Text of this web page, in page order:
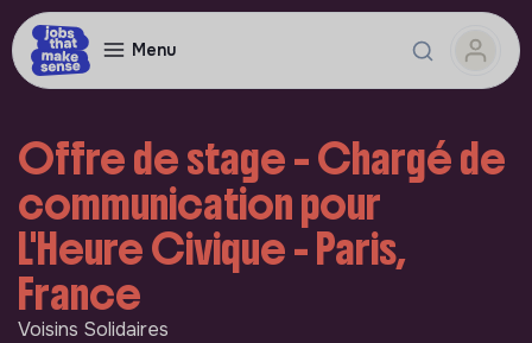
Menu
Offre de stage – Chargé de
communication pour
L'Heure Civique - Paris,
France
Voisins Solidaires